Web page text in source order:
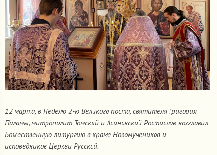
12 марта, в Неделю 2-ю Великого поста, святителя Григория
Паламы, митрополит Томский и Асиновский Ростислав возглавил
Божественную литургию в храме Новомучеников и
исповедников Церкви Русской.